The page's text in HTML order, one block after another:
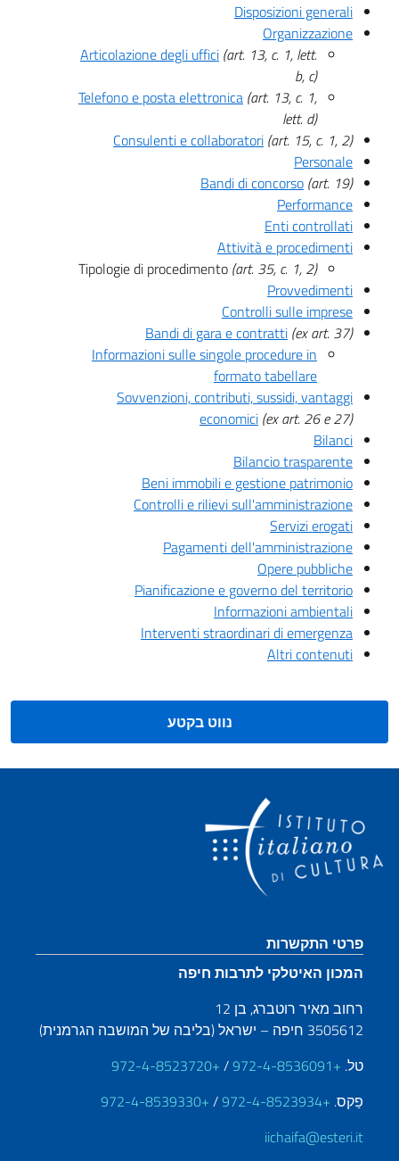
Disposizioni generali
Organizzazione
Articolazione degli uffici (art. 13, c. 1, lett.
b, c)
Telefono e posta elettronica (art. 13, c. 1,
lett. d)
Consulenti e collaboratori (art. 15, c. 1, 2)
Personale
Bandi di concorso (art. 19)
Performance
Enti controllati
Attività e procedimenti
Tipologie di procedimento (art. 35, c. 1, 2)
Provvedimenti
Controlli sulle imprese
Bandi di gara e contratti (ex art. 37)
Informazioni sulle singole procedure in
formato tabellare
Sovvenzioni, contributi, sussidi, vantaggi
economici (ex art. 26 e 27)
Bilanci
Bilancio trasparente
Beni immobili e gestione patrimonio
Controlli e rilievi sull'amministrazione
Servizi erogati
Pagamenti dell'amministrazione
Opere pubbliche
Pianificazione e governo del territorio
Informazioni ambientali
Interventi straordinari di emergenza
Altri contenuti
נווט בקטע
קטע כותרת תחתונה
פרטי התקשרות
המכון האיטלקי לתרבות חיפה
רחוב מאיר רוטברג, בן 12
3505612 חיפה – ישראל (בליבה של המושבה הגרמנית)
טל. +972-4-8536091
/
+972-4-8523720
פַקס. +972-4-8523934
/
+972-4-8539330
iichaifa@esteri.it